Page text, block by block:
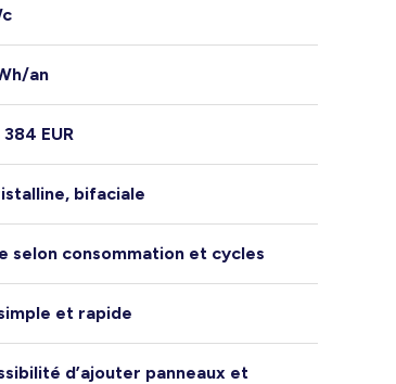
an
EUR
bifaciale
selon consommation et cycles
et rapide
d’ajouter panneaux et